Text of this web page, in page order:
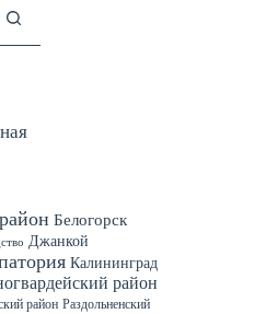
Белогорск
Джанкой
Калининград
район
район Раздольненский